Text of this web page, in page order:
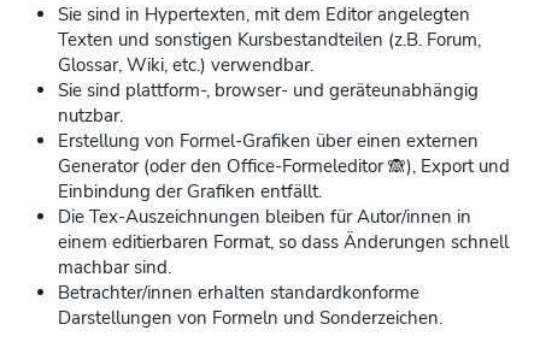
Sie sind in Hypertexten, mit dem Editor angelegten
Texten und sonstigen Kursbestandteilen (z.B. Forum,
Glossar, Wiki, etc.) verwendbar.
Sie sind plattform-, browser- und geräteunabhängig
nutzbar.
Erstellung von Formel-Grafiken über einen externen
Generator (oder den Office-Formeleditor 🙈), Export und
Einbindung der Grafiken entfällt.
Die Tex-Auszeichnungen bleiben für Autor/innen in
einem editierbaren Format, so dass Änderungen schnell
machbar sind.
Betrachter/innen erhalten standardkonforme
Darstellungen von Formeln und Sonderzeichen.